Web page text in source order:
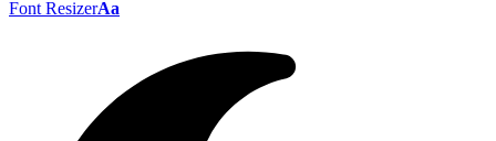
Font ResizerAa